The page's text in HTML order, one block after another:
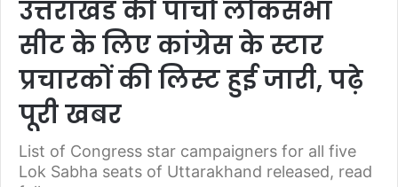
उत्तराखंड की पांचों लोकसभा
सीट के लिए कांग्रेस के स्टार
प्रचारकों की लिस्ट हुई जारी, पढ़े
पूरी खबर
List of Congress star campaigners for all five
Lok Sabha seats of Uttarakhand released, read